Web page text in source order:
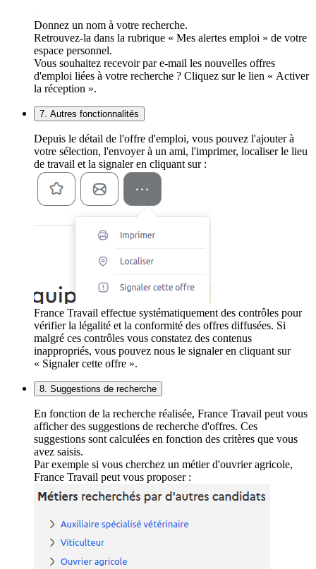
Donnez un nom à votre recherche.
Retrouvez-la dans la rubrique « Mes alertes emploi » de votre
espace personnel.
Vous souhaitez recevoir par e-mail les nouvelles offres
d'emploi liées à votre recherche ? Cliquez sur le lien « Activer
la réception ».
7. Autres fonctionnalités
Depuis le détail de l'offre d'emploi, vous pouvez l'ajouter à
votre sélection, l'envoyer à un ami, l'imprimer, localiser le lieu
de travail et la signaler en cliquant sur :
France Travail effectue systématiquement des contrôles pour
vérifier la légalité et la conformité des offres diffusées. Si
malgré ces contrôles vous constatez des contenus
inappropriés, vous pouvez nous le signaler en cliquant sur
« Signaler cette offre ».
8. Suggestions de recherche
En fonction de la recherche réalisée, France Travail peut vous
afficher des suggestions de recherche d'offres. Ces
suggestions sont calculées en fonction des critères que vous
avez saisis.
Par exemple si vous cherchez un métier d'ouvrier agricole,
France Travail peut vous proposer :